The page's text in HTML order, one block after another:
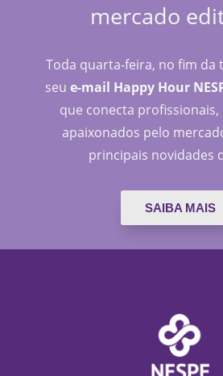
mercado
Toda quarta-feira, no fim da
seue-mail Happy Hour
que conecta
apaixonados pelo
principais novidades
SAIBA MAIS